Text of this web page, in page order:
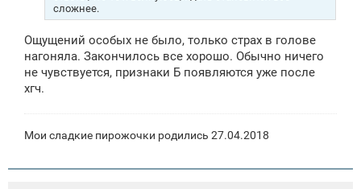
сложнее.
Ощущений особых не было, только страх в голове
нагоняла. Закончилось все хорошо. Обычно ничего
не чувствуется, признаки Б появляются уже после
хгч.
Мои сладкие пирожочки родились 27.04.2018